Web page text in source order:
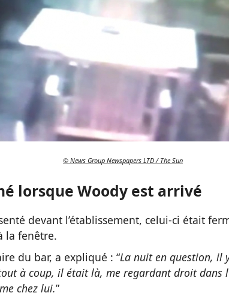
© News Group Newspapers LTD / The Sun
lorsque Woody est arrivé
devant l’établissement, celui-ci était
la fenêtre.
du bar, a expliqué : “La nuit en question, il
à coup, il était là, me regardant droit dans
chez lui.”